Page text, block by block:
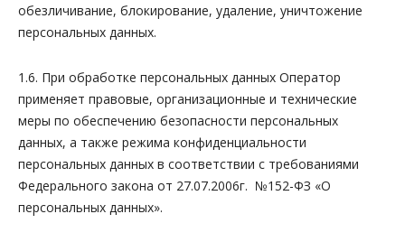
обезличивание, блокирование, удаление, уничтожение
персональных данных.
1.6. При обработке персональных данных Оператор
применяет правовые, организационные и технические
меры по обеспечению безопасности персональных
данных, а также режима конфиденциальности
персональных данных в соответствии с требованиями
Федерального закона от 27.07.2006г. №152-ФЗ «О
персональных данных».